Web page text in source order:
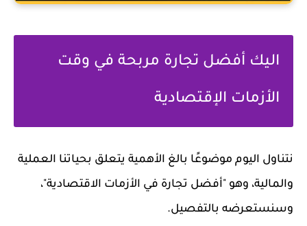
اليك أفضل تجارة مربحة في وقت
الأزمات الإقتصادية
نتناول اليوم موضوعًا بالغ الأهمية يتعلق بحياتنا العملية
والمالية، وهو "أفضل تجارة في الأزمات الاقتصادية"،
وسنستعرضه بالتفصيل.